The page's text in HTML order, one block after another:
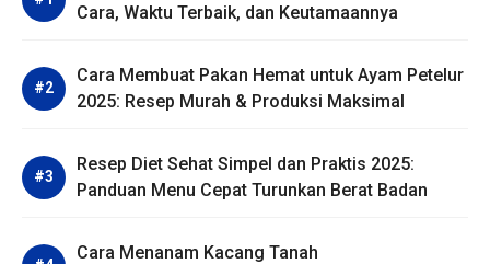
Cara, Waktu Terbaik, dan Keutamaannya
Cara Membuat Pakan Hemat untuk Ayam Petelur
2025: Resep Murah & Produksi Maksimal
Resep Diet Sehat Simpel dan Praktis 2025:
Panduan Menu Cepat Turunkan Berat Badan
Cara Menanam Kacang Tanah